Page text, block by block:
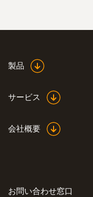
製品
サービス
会社概要
お問い合わせ窓口